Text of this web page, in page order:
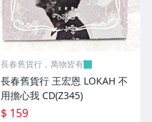
長春舊貨行，萬物皆有
長春舊貨行 王宏恩 LOKAH 不
用擔心我 CD(Z345)
$ 159